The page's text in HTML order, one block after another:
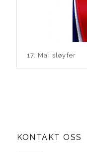
17. Mai sløyfer
KONTAKT OSS